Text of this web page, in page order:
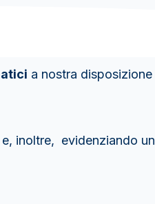
a nostra disposizione
inoltre, evidenziando un